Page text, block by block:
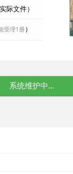
际文件）
受理1册）
系统维护中...